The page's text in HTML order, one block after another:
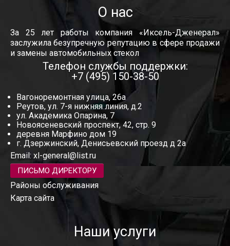
О нас
За 25 лет работы компания «Иксель-Дженерал»
заслужила безупречную репутацию в сфере продажи
и замены автомобильных стекол
Телефон службы поддержки:
+7 (495) 150-38-50
Вагоноремонтная улица, 26а
Реутов, ул. 7-я нижняя линия, д.2
ул. Академика Опарина, 7
Новоясеневский проспект, 42, стр. 9
деревня Марфино дом 19
г. Дзержинский, Денисьевский проезд д 2а
Email: xl-general@list.ru
ПИСЬМО ДИРЕКТОРУ
Районы обслуживания
Карта сайта
Наши услуги